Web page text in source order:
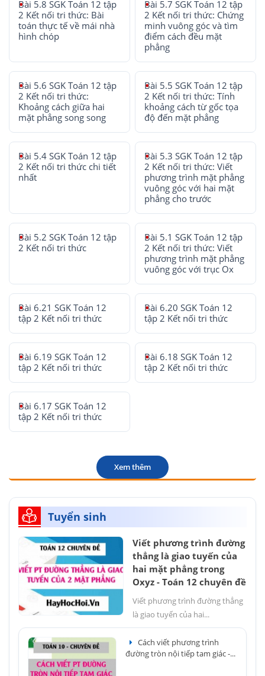
Bài 5.8 SGK Toán 12 tập
2 Kết nối tri thức: Bài
toán thực tế về mái nhà
hình chóp
Bài 5.7 SGK Toán 12 tập
2 Kết nối tri thức: Chứng
minh vuông góc và tìm
điểm cách đều mặt
phẳng
Bài 5.6 SGK Toán 12 tập
2 Kết nối tri thức:
Khoảng cách giữa hai
mặt phẳng song song
Bài 5.5 SGK Toán 12 tập
2 Kết nối tri thức: Tính
khoảng cách từ gốc tọa
độ đến mặt phẳng
Bài 5.4 SGK Toán 12 tập
2 Kết nối tri thức chi tiết
nhất
Bài 5.3 SGK Toán 12 tập
2 Kết nối tri thức: Viết
phương trình mặt phẳng
vuông góc với hai mặt
phẳng cho trước
Bài 5.2 SGK Toán 12 tập
2 Kết nối tri thức
Bài 5.1 SGK Toán 12 tập
2 Kết nối tri thức: Viết
phương trình mặt phẳng
vuông góc với trục Ox
Bài 6.21 SGK Toán 12
tập 2 Kết nối tri thức
Bài 6.20 SGK Toán 12
tập 2 Kết nối tri thức
Bài 6.19 SGK Toán 12
tập 2 Kết nối tri thức
Bài 6.18 SGK Toán 12
tập 2 Kết nối tri thức
Bài 6.17 SGK Toán 12
tập 2 Kết nối tri thức
Xem thêm
Tuyển sinh
Viết phương trình đường
thẳng là giao tuyến của
hai mặt phẳng trong
Oxyz - Toán 12 chuyên đề
Viết phương trình đường thẳng
là giao tuyến của hai...
Cách viết phương trình
đường tròn nội tiếp tam giác -...